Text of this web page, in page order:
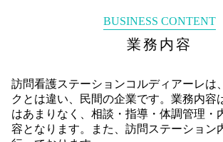
BUSINESS CONTENT
業務内容
訪問看護ステーションコルディアーレは
クとは違い、民間の企業です。業務内容
はあまりなく、相談・指導・体調管理・
容となります。また、訪問ステーション